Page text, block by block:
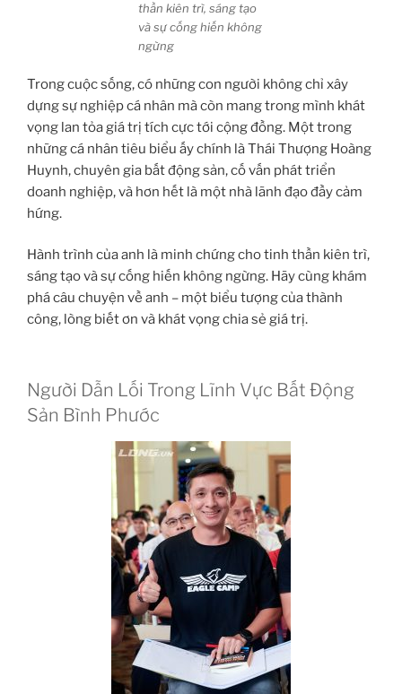
thần kiên trì, sáng tạo
và sự cống hiến không
ngừng
Trong cuộc sống, có những con người không chỉ xây
dựng sự nghiệp cá nhân mà còn mang trong mình khát
vọng lan tỏa giá trị tích cực tới cộng đồng. Một trong
những cá nhân tiêu biểu ấy chính là Thái Thượng Hoàng
Huynh, chuyên gia bất động sản, cố vấn phát triển
doanh nghiệp, và hơn hết là một nhà lãnh đạo đầy cảm
hứng.
Hành trình của anh là minh chứng cho tinh thần kiên trì,
sáng tạo và sự cống hiến không ngừng. Hãy cùng khám
phá câu chuyện về anh – một biểu tượng của thành
công, lòng biết ơn và khát vọng chia sẻ giá trị.
Người Dẫn Lối Trong Lĩnh Vực Bất Động
Sản Bình Phước